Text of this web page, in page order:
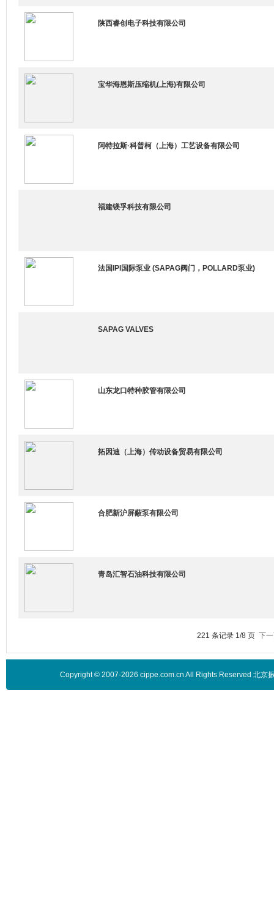
陕西睿创电子科技有限公司
宝华海恩斯压缩机(上海)有限公司
阿特拉斯·科普柯（上海）工艺设备有限公司
福建镁孚科技有限公司
法国IPI国际泵业 (SAPAG阀门，POLLARD泵业)
SAPAG VALVES
山东龙口特种胶管有限公司
拓因迪（上海）传动设备贸易有限公司
合肥新沪屏蔽泵有限公司
青岛汇智石油科技有限公司
221 条记录 1/8 页 下
Copyright © 2007-2026 cippe.com.cn All Rights Reserved 北